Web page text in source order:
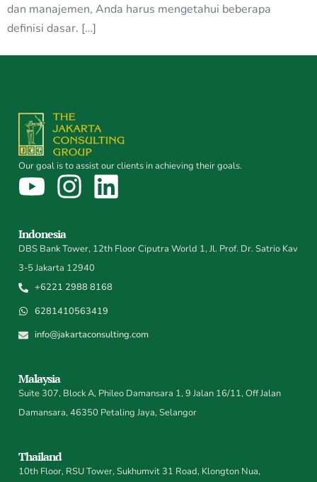
dan manajemen, Anda harus mengetahui beberapa
definisi dasar. […]
Our goal is to assist our clients in achieving their goals.
Indonesia
DBS Bank Tower, 12th Floor Ciputra World 1, Jl. Prof. Dr. Satrio Kav
3-5 Jakarta 12940
+6221 2988 8168
6281410563419
info@jakartaconsulting.com
Malaysia
Suite 307, Block A, Phileo Damansara 1, 9 Jalan 16/11, Off Jalan
Damansara, 46350 Petaling Jaya, Selangor
Thailand
10th Floor, RSU Tower, Sukhumvit 31 Road, Klongton Nua,